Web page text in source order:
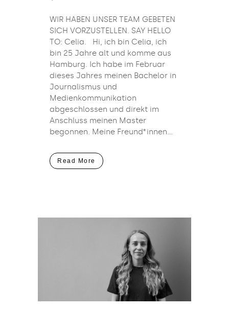
WIR HABEN UNSER TEAM GEBETEN
SICH VORZUSTELLEN. SAY HELLO
TO: Celia. Hi, ich bin Celia, ich
bin 25 Jahre alt und komme aus
Hamburg. Ich habe im Februar
dieses Jahres meinen Bachelor in
Journalismus und
Medienkommunikation
abgeschlossen und direkt im
Anschluss meinen Master
begonnen. Meine Freund*innen...
Read More